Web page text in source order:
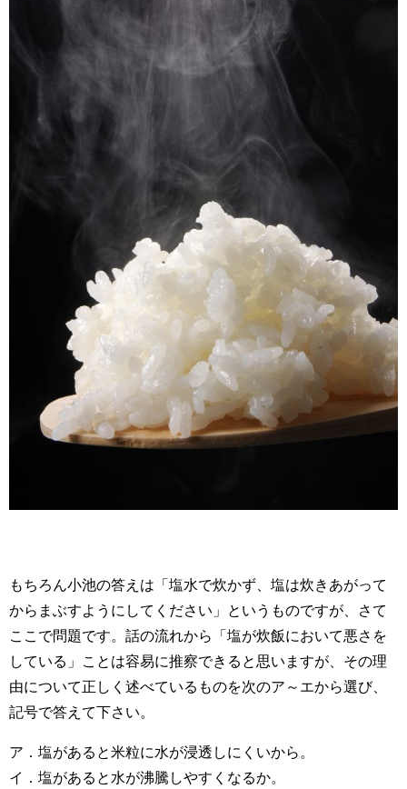
もちろん小池の答えは「塩水で炊かず、塩は炊きあがって
からまぶすようにしてください」というものですが、さて
ここで問題です。話の流れから「塩が炊飯において悪さを
している」ことは容易に推察できると思いますが、その理
由について正しく述べているものを次のア～エから選び、
記号で答えて下さい。
ア．塩があると米粒に水が浸透しにくいから。
イ．塩があると水が沸騰しやすくなるか。